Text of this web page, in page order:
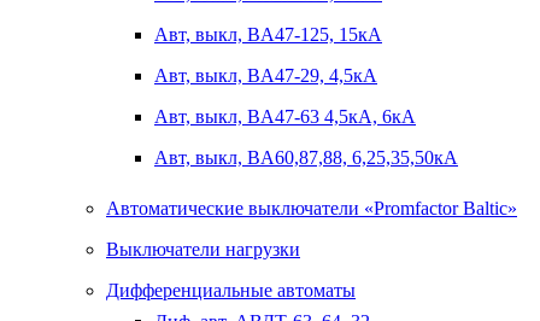
Авт, выкл, BA47-125, 15кА
Авт, выкл, BA47-29, 4,5кА
Авт, выкл, BA47-63 4,5кА, 6кА
Авт, выкл, BA60,87,88, 6,25,35,50кА
Автоматические выключатели «Promfactor Baltic»
Выключатели нагрузки
Дифференциальные автоматы